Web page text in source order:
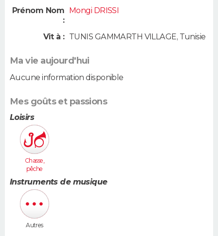
Prénom Nom
:
Mongi DRISSI
Vit à : TUNIS GAMMARTH VILLAGE, Tunisie
Ma vie aujourd'hui
Aucune information disponible
Mes goûts et passions
Loisirs
Chasse,
pêche
Instruments de musique
Autres